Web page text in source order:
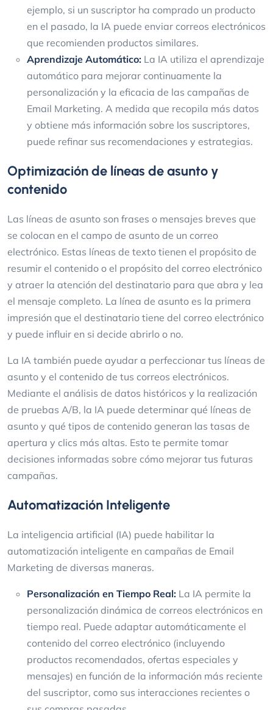
ejemplo, si un suscriptor ha comprado un producto
en el pasado, la IA puede enviar correos electrónicos
que recomienden productos similares.
Aprendizaje Automático: La IA utiliza el aprendizaje
automático para mejorar continuamente la
personalización y la eficacia de las campañas de
Email Marketing. A medida que recopila más datos
y obtiene más información sobre los suscriptores,
puede refinar sus recomendaciones y estrategias.
Optimización de líneas de asunto y
contenido
Las líneas de asunto son frases o mensajes breves que
se colocan en el campo de asunto de un correo
electrónico. Estas líneas de texto tienen el propósito de
resumir el contenido o el propósito del correo electrónico
y atraer la atención del destinatario para que abra y lea
el mensaje completo. La línea de asunto es la primera
impresión que el destinatario tiene del correo electrónico
y puede influir en si decide abrirlo o no.
La IA también puede ayudar a perfeccionar tus líneas de
asunto y el contenido de tus correos electrónicos.
Mediante el análisis de datos históricos y la realización
de pruebas A/B, la IA puede determinar qué líneas de
asunto y qué tipos de contenido generan las tasas de
apertura y clics más altas. Esto te permite tomar
decisiones informadas sobre cómo mejorar tus futuras
campañas.
Automatización Inteligente
La inteligencia artificial (IA) puede habilitar la
automatización inteligente en campañas de Email
Marketing de diversas maneras.
Personalización en Tiempo Real: La IA permite la
personalización dinámica de correos electrónicos en
tiempo real. Puede adaptar automáticamente el
contenido del correo electrónico (incluyendo
productos recomendados, ofertas especiales y
mensajes) en función de la información más reciente
del suscriptor, como sus interacciones recientes o